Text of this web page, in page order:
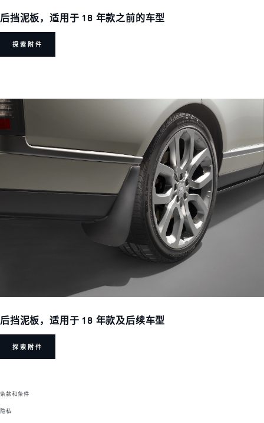
后挡泥板，适用于 18 年款之前的车型
探索附件
后挡泥板，适用于 18 年款及后续车型
探索附件
条款和条件
隐私